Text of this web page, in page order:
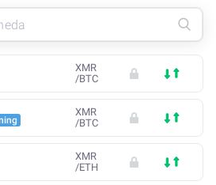
XMR
/BTC
XMR
/BTC
XMR
/ETH